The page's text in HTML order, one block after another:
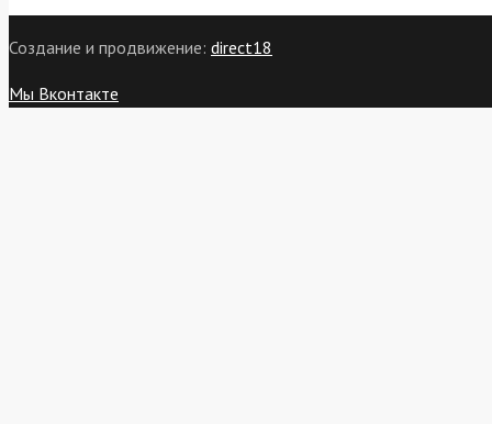
Создание и продвижение: direct18
Мы Вконтакте